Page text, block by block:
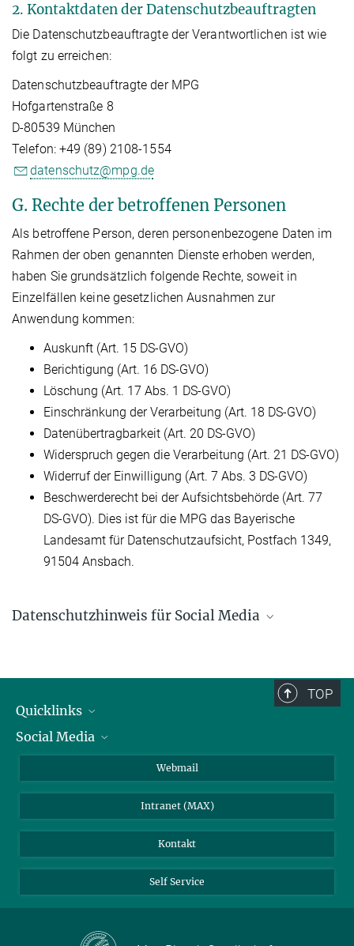
2. Kontaktdaten der Datenschutzbeauftragten
Die Datenschutzbeauftragte der Verantwortlichen ist wie
folgt zu erreichen:
Datenschutzbeauftragte der MPG
Hofgartenstraße 8
D-80539 München
Telefon: +49 (89) 2108-1554
datenschutz@mpg.de
G. Rechte der betroffenen Personen
Als betroffene Person, deren personenbezogene Daten im
Rahmen der oben genannten Dienste erhoben werden,
haben Sie grundsätzlich folgende Rechte, soweit in
Einzelfällen keine gesetzlichen Ausnahmen zur
Anwendung kommen:
Auskunft (Art. 15 DS-GVO)
Berichtigung (Art. 16 DS-GVO)
Löschung (Art. 17 Abs. 1 DS-GVO)
Einschränkung der Verarbeitung (Art. 18 DS-GVO)
Datenübertragbarkeit (Art. 20 DS-GVO)
Widerspruch gegen die Verarbeitung (Art. 21 DS-GVO)
Widerruf der Einwilligung (Art. 7 Abs. 3 DS-GVO)
Beschwerderecht bei der Aufsichtsbehörde (Art. 77
DS-GVO). Dies ist für die MPG das Bayerische
Landesamt für Datenschutzaufsicht, Postfach 1349,
91504 Ansbach.
Datenschutzhinweis für Social Media
TOP
Quicklinks
IMPRS Graduiertenschule
Bibliothek
Wetterstation
Social Media
BlueSky
Webmail
Intranet (MAX)
Kontakt
Self Service